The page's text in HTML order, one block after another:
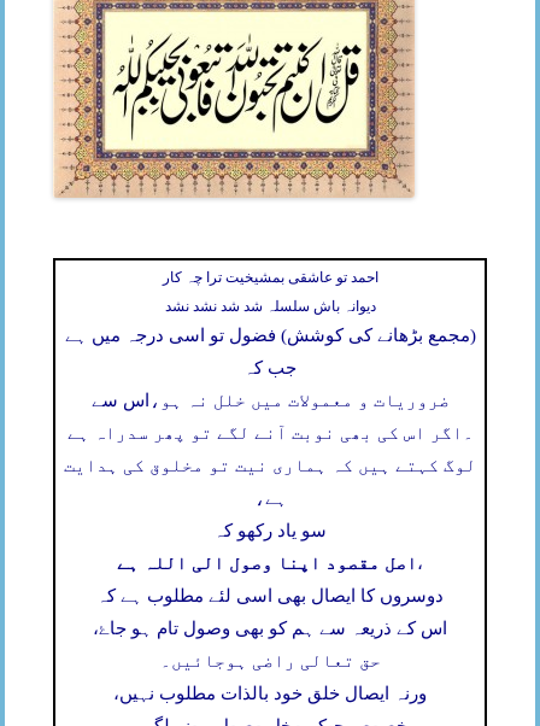
احمد تو عاشقی بمشیخیت ترا چہ کار
دیوانہ باش سلسلہ شد شد نشد نشد
(مجمع بڑھانے کی کوشش) فضول تو اسی درجہ میں ہے
جب کہ
اس سے ضروریات و معمولات میں خلل نہ ہو،
اگر اس کی بھی نوبت آنے لگے تو پھر سدراہ ہے
لوگ کہتے ہیں کہ ہماری نیت تو مخلوق کی ہدایت
ہے،
سو یاد رکھو کہ
اصل مقصود اپنا وصول الی اللہ ہے ،
دوسروں کا ایصال بھی اسی لئے مطلوب ہے کہ
اس کے ذریعہ سے ہم کو بھی وصول تام ہو جاۓ،
حق تعالی راضی ہوجائیں۔
ورنہ ایصال خلق خود بالذات مطلوب نہیں،